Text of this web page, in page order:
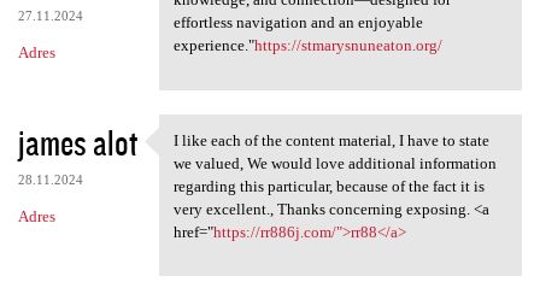
27.11.2024
Adres
effortless navigation and an enjoyable
experience."https://stmarysnuneaton.org/
james alot
28.11.2024
Adres
I like each of the content
I like each of the content material, I have to state
we valued, We would love additional information
regarding this particular, because of the fact it is
very excellent., Thanks concerning exposing. <a
href="https://rr886j.com/">rr88</a>